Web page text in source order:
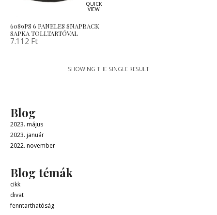
QUICK
VIEW
6089PS 6 PANELES SNAPBACK
SAPKA TOLLTARTÓVAL
7.112 Ft
SHOWING THE SINGLE RESULT
Blog
2023. május
2023. január
2022. november
Blog témák
cikk
divat
fenntarthatóság